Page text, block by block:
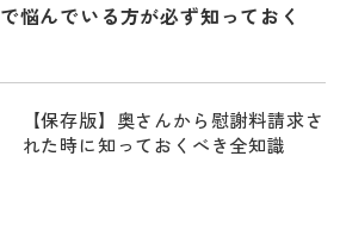
で悩んでいる方が必ず知っておく
【保存版】奥さんから慰謝料請求さ
れた時に知っておくべき全知識